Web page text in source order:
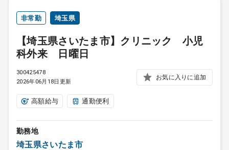
非常勤 埼玉県
【埼玉県さいたま市】クリニック 小児
科外来 日曜日
300425478
2026年06月18日更新
お気に入りに追加
高額給与 通勤便利
勤務地
埼玉県さいたま市